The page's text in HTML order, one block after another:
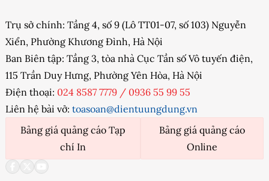
Trụ sở chính: Tầng 4, số 9 (Lô TT01-07, số 103) Nguyễn
Xiển, Phường Khương Đình, Hà Nội
Ban Biên tập: Tầng 3, tòa nhà Cục Tần số Vô tuyến điện,
115 Trần Duy Hưng, Phường Yên Hòa, Hà Nội
Điện thoại: 024 8587 7779 / 0936 55 99 55
Liên hệ bài vở: toasoan@dientuungdung.vn
Bảng giá quảng cáo Tạp
chí In
Bảng giá quảng cáo
Online